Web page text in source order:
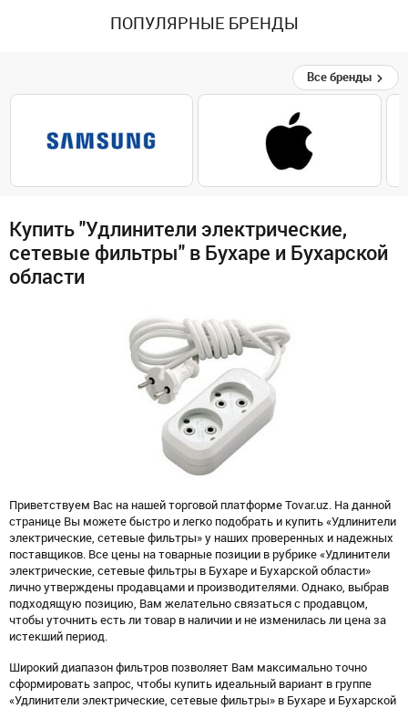
ПОПУЛЯРНЫЕ БРЕНДЫ
Все бренды
Купить "Удлинители электрические,
сетевые фильтры" в Бухаре и Бухарской
области
Приветствуем Вас на нашей торговой платформе Tovar.uz. На данной
странице Вы можете быстро и легко подобрать и купить «Удлинители
электрические, сетевые фильтры» у наших проверенных и надежных
поставщиков. Все цены на товарные позиции в рубрике «Удлинители
электрические, сетевые фильтры в Бухаре и Бухарской области»
лично утверждены продавцами и производителями. Однако, выбрав
подходящую позицию, Вам желательно связаться с продавцом,
чтобы уточнить есть ли товар в наличии и не изменилась ли цена за
истекший период.
Широкий диапазон фильтров позволяет Вам максимально точно
сформировать запрос, чтобы купить идеальный вариант в группе
«Удлинители электрические, сетевые фильтры» в Бухаре и Бухарской